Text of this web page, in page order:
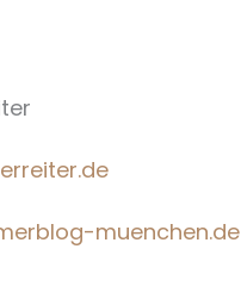
muenchen.de